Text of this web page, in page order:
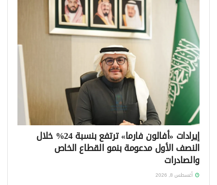
إيرادات «أفالون فارما» ترتفع بنسبة 24% خلال
النصف الأول مدعومة بنمو القطاع الخاص
والصادرات
أغسطس 8, 2026